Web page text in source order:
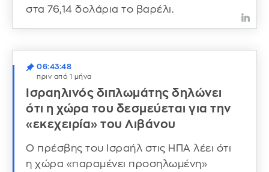
στα 76,14 δολάρια το βαρέλι.
06:43:48
πριν από 1 μήνα
Ισραηλινός διπλωμάτης δηλώνει
ότι η χώρα του δεσμεύεται για την
«εκεχειρία» του Λιβάνου
Ο πρέσβης του Ισραήλ στις ΗΠΑ λέει ότι
η χώρα «παραμένει προσηλωμένη»